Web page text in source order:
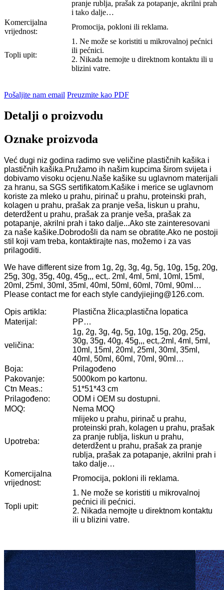
pranje rublja, prašak za potapanje, akrilni prah
i tako dalje…
Komercijalna
vrijednost:
Promocija, pokloni ili reklama.
Topli upit:
1. Ne može se koristiti u mikrovalnoj pećnici
ili pećnici.
2. Nikada nemojte u direktnom kontaktu ili u
blizini vatre.
Pošaljite nam email Preuzmite kao PDF
Detalji o proizvodu
Oznake proizvoda
Već dugi niz godina radimo sve veličine plastičnih kašika i
plastičnih kašika.Pružamo ih našim kupcima širom svijeta i
dobivamo visoku ocjenu.Naše kašike su uglavnom materijali
za hranu, sa SGS sertifikatom.Kašike i merice se uglavnom
koriste za mleko u prahu, pirinač u prahu, proteinski prah,
kolagen u prahu, prašak za pranje veša, liskun u prahu,
deterdžent u prahu, prašak za pranje veša, prašak za
potapanje, akrilni prah i tako dalje...Ako ste zainteresovani
za naše kašike.Dobrodošli da nam se obratite.Ako ne postoji
stil koji vam treba, kontaktirajte nas, možemo i za vas
prilagoditi.
We have different size from 1g, 2g, 3g, 4g, 5g, 10g, 15g, 20g,
25g, 30g, 35g, 40g, 45g,,, ect,. 2ml, 4ml, 5ml, 10ml, 15ml,
20ml, 25ml, 30ml, 35ml, 40ml, 50ml, 60ml, 70ml, 90ml…
Please contact me for each style candyjiejing@126.com.
Opis artikla:
Plastična žlica;plastična lopatica
Materijal:
PP…
veličina:
1g, 2g, 3g, 4g, 5g, 10g, 15g, 20g, 25g,
30g, 35g, 40g, 45g,,, ect,.2ml, 4ml, 5ml,
10ml, 15ml, 20ml, 25ml, 30ml, 35ml,
40ml, 50ml, 60ml, 70ml, 90ml…
Boja:
Prilagođeno
Pakovanje:
5000kom po kartonu.
Ctn Meas.:
51*51*43 cm
Prilagođeno:
ODM i OEM su dostupni.
MOQ:
Nema MOQ
Upotreba:
mlijeko u prahu, pirinač u prahu,
proteinski prah, kolagen u prahu, prašak
za pranje rublja, liskun u prahu,
deterdžent u prahu, prašak za pranje
rublja, prašak za potapanje, akrilni prah i
tako dalje…
Komercijalna
vrijednost:
Promocija, pokloni ili reklama.
Topli upit:
1. Ne može se koristiti u mikrovalnoj
pećnici ili pećnici.
2. Nikada nemojte u direktnom kontaktu
ili u blizini vatre.